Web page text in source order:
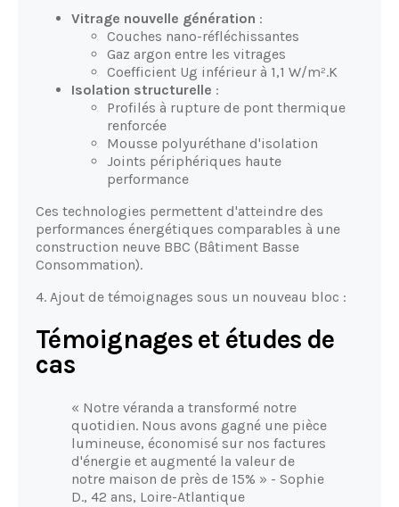
Vitrage nouvelle génération :
Couches nano-réfléchissantes
Gaz argon entre les vitrages
Coefficient Ug inférieur à 1,1 W/m².K
Isolation structurelle :
Profilés à rupture de pont thermique
renforcée
Mousse polyuréthane d'isolation
Joints périphériques haute
performance
Ces technologies permettent d'atteindre des
performances énergétiques comparables à une
construction neuve BBC (Bâtiment Basse
Consommation).
4. Ajout de témoignages sous un nouveau bloc :
Témoignages et études de
cas
« Notre véranda a transformé notre
quotidien. Nous avons gagné une pièce
lumineuse, économisé sur nos factures
d'énergie et augmenté la valeur de
notre maison de près de 15% » - Sophie
D., 42 ans, Loire-Atlantique